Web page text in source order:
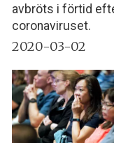
avbröts i förtid
coronaviruset.
2020-03-02